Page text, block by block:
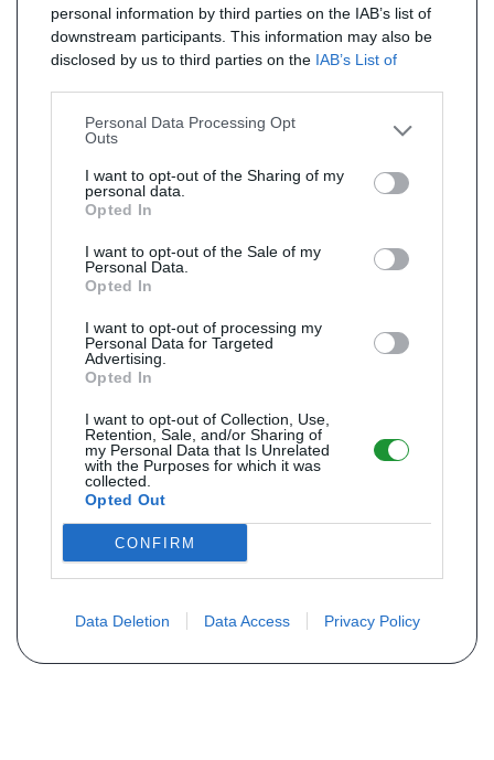
personal information by third parties on the IAB’s list of
downstream participants. This information may also be
disclosed by us to third parties on the IAB’s List of
Personal Data Processing Opt
Outs
I want to opt-out of the Sharing of my
personal data.
Opted In
I want to opt-out of the Sale of my
Personal Data.
Opted In
I want to opt-out of processing my
Personal Data for Targeted
Advertising.
Opted In
I want to opt-out of Collection, Use,
Retention, Sale, and/or Sharing of
my Personal Data that Is Unrelated
with the Purposes for which it was
collected.
Opted Out
CONFIRM
Data Deletion Data Access Privacy Policy